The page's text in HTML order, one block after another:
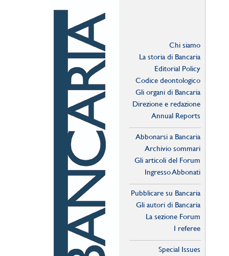
Chi siamo
La storia di Bancaria
Editorial Policy
Codice deontologico
Gli organi di Bancaria
Direzione e redazione
Annual Reports
Abbonarsi a Bancaria
Archivio sommari
Gli articoli del Forum
Ingresso Abbonati
Pubblicare su Bancaria
Gli autori di Bancaria
La sezione Forum
I referee
Special Issues